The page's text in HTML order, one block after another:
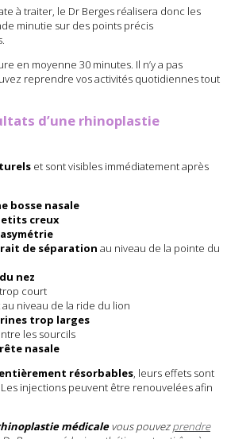
à traiter, le Dr Berges réalisera donc les
minutie sur des points précis
en moyenne 30 minutes. Il n’y a pas
reprendre vos activités quotidiennes tout
d’une rhinoplastie
et sont visibles immédiatement après
bosse nasale
creux
de séparation au niveau de la pointe du
nez
trop court
au niveau de la ride du lion
trop larges
les sourcils
nasale
entièrement résorbables, leurs effets sont
Les injections peuvent être renouvelées afin
médicalevous pouvezprendre